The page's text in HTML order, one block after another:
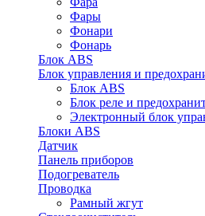
Фары
Фонари
Фонарь
Блок ABS
Блок управления и
Блок ABS
Блок реле и
Электронный блок
Блоки ABS
Датчик
Панель приборов
Подогреватель
Проводка
Рамный жгут